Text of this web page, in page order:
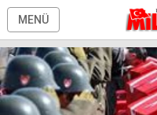
MENÜ